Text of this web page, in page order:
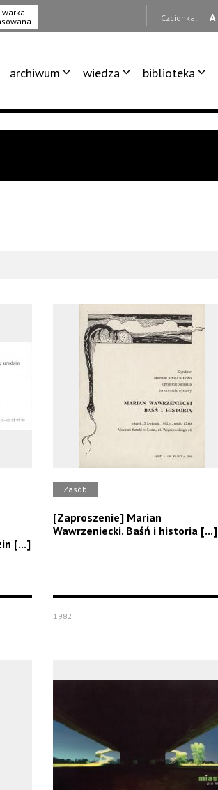
Czcionka: A
archiwum wiedza biblioteka
[...]
Zasób
[Zaproszenie] Marian
Wawrzeniecki. Baśń i historia [...]
1982